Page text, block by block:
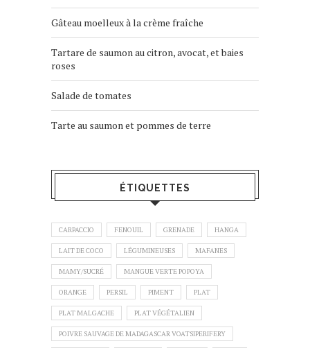
Gâteau moelleux à la crème fraîche
Tartare de saumon au citron, avocat, et baies
roses
Salade de tomates
Tarte au saumon et pommes de terre
ÉTIQUETTES
CARPACCIO FENOUIL GRENADE HANGA
LAIT DE COCO LÉGUMINEUSES MAFANES
MAMY/SUCRÉ MANGUE VERTE POPOYA
ORANGE PERSIL PIMENT PLAT
PLAT MALGACHE PLAT VÉGÉTALIEN
POIVRE SAUVAGE DE MADAGASCAR VOATSIPERIFERY